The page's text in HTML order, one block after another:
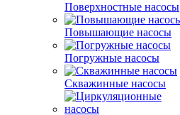
Поверхностные насосы
Повышающие насосы
Погружные насосы
Скважинные насосы